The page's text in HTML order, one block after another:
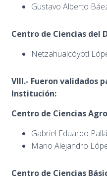
Gustavo Alberto
Centro de Ciencias del
Netzahualcóyotl
VIII.- Fueron validados
Institución:
Centro de Ciencias
Gabriel Eduardo
Mario Alejandro
Centro de Ciencias